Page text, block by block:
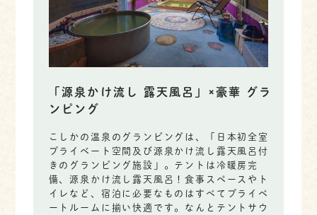
「源泉かけ流し 露天風呂」×豪華 グラ
ンピング
こしかの温泉のグランピングは、「日本初全室
プライベート空間及び源泉かけ流し露天風呂付
きのグランピング施設」。テントは冷暖房完
備、源泉かけ流し露天風呂！食事スペースやト
イレなど、宿泊に必要なものはすべてプライベ
ートルームに揃い快適です。なんとテントサウ